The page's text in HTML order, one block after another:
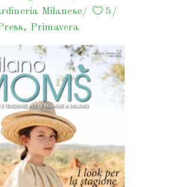
Milanese
5
, Primavera